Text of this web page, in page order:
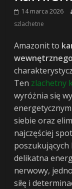
o
życiu
po
pracy
wealth4living
14 marca 2026
szlachetne
Amazonit to
wewnętrznego
Ten zlachetny
wyróżnia się
siebie oraz
najczęściej
delikatna
nerwowy,
siłę i